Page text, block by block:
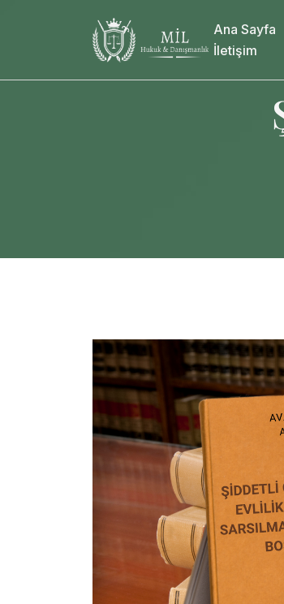
Ana Sayfa
İletişim